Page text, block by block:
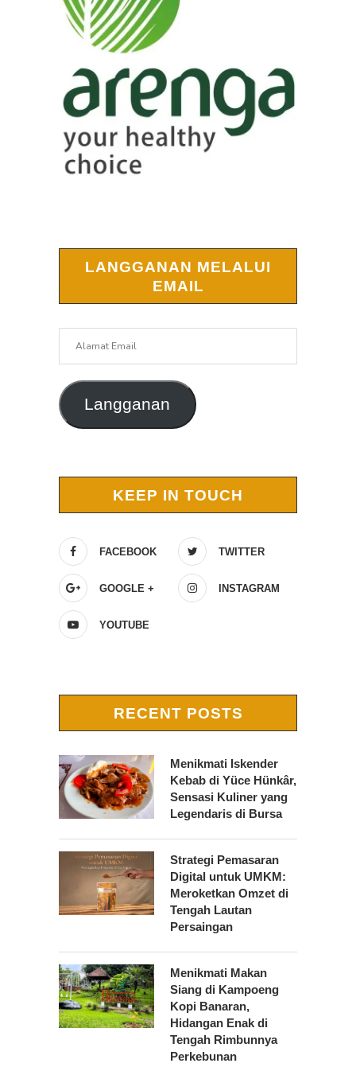
LANGGANAN MELALUI
EMAIL
Langganan
KEEP IN TOUCH
FACEBOOK TWITTER
GOOGLE + INSTAGRAM
YOUTUBE
RECENT POSTS
Menikmati Iskender
Kebab di Yüce Hünkâr,
Sensasi Kuliner yang
Legendaris di Bursa
Strategi Pemasaran
Digital untuk UMKM:
Meroketkan Omzet di
Tengah Lautan
Persaingan
Menikmati Makan
Siang di Kampoeng
Kopi Banaran,
Hidangan Enak di
Tengah Rimbunnya
Perkebunan